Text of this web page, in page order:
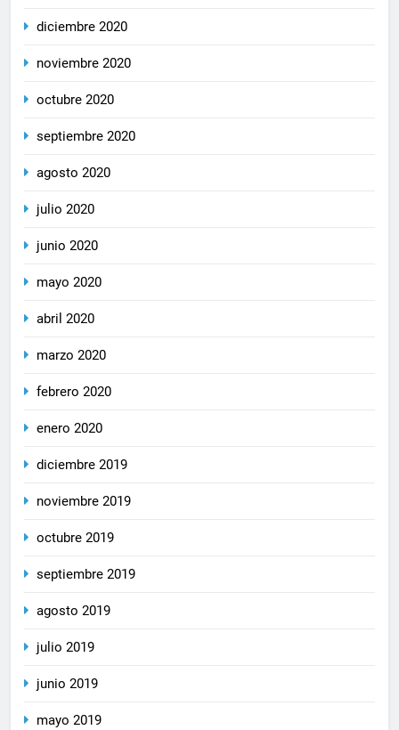
diciembre 2020
noviembre 2020
octubre 2020
septiembre 2020
agosto 2020
julio 2020
junio 2020
mayo 2020
abril 2020
marzo 2020
febrero 2020
enero 2020
diciembre 2019
noviembre 2019
octubre 2019
septiembre 2019
agosto 2019
julio 2019
junio 2019
mayo 2019